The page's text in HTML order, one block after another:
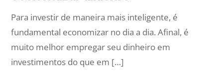
Para investir de maneira mais inteligente, é
fundamental economizar no dia a dia. Afinal, é
muito melhor empregar seu dinheiro em
investimentos do que em […]